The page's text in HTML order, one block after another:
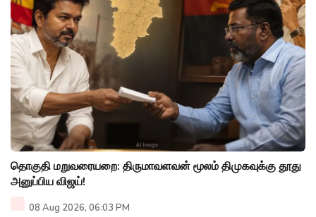
தொகுதி மறுவரையறை: திருமாவளவன் மூலம் திமுகவுக்கு தூது
அனுப்பிய விஜய்!
08 Aug 2026, 06:03 PM